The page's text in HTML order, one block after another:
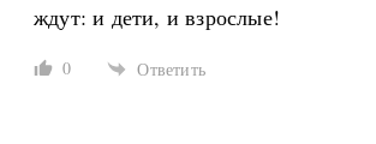
ждут: и дети, и взрослые!
0 Ответить